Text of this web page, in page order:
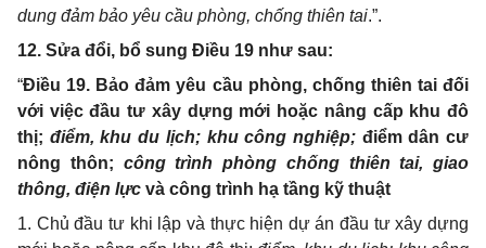
dung đảm bảo yêu cầu phòng, chống thiên tai.”.
12. Sửa đổi, bổ sung Điều 19 như sau:
“Điều 19. Bảo đảm yêu cầu phòng, chống thiên tai đối
với việc đầu tư xây dựng mới hoặc nâng cấp khu đô
thị; điểm,khu du lịch; khu công nghiệp;điểm dân cư
nông thôn; công trình phòng chống thiên tai, giao
thông, điện lực và công trình hạ tầng kỹ thuật
1. Chủ đầu tư khi lập và thực hiện dự án đầu tư xây dựng